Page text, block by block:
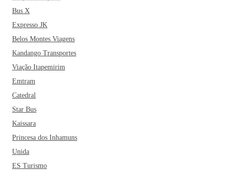
Bus X
Expresso JK
Belos Montes Viagens
Kandango Transportes
Viação Itapemirim
Emtram
Catedral
Star Bus
Kaissara
Princesa dos Inhamuns
Unida
ES Turismo